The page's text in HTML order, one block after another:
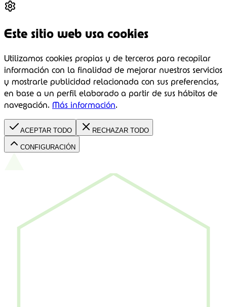
Este sitio web usa cookies
Utilizamos cookies propias y de terceros para recopilar
información con la finalidad de mejorar nuestros servicios
y mostrarle publicidad relacionada con sus preferencias,
en base a un perfil elaborado a partir de sus hábitos de
navegación. Más información.
ACEPTAR TODO RECHAZAR TODO
CONFIGURACIÓN